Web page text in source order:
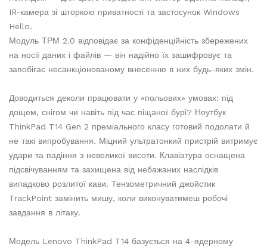
IR-камера зі шторкою приватності та застосунок Windows
Hello.
Модуль ТРМ 2.0 відповідає за конфіденційність збережених
на носії даних і файлів — він надійно їх зашифровує та
запобігає несанкціонованому внесенню в них будь-яких змін.
Доводиться деколи працювати у «польових» умовах: під
дощем, снігом чи навіть під час піщаної бурі? Ноутбук
ThinkPad T14 Gen 2 преміального класу готовий подолати й
не такі випробування. Міцний ультратонкий пристрій витримує
удари та падіння з невеликої висоти. Клавіатура оснащена
підсвічуванням та захищена від небажаних наслідків
випадково розлитої кави. Тензометричний джойстик
TrackPoint замінить мишу, коли виконуватимеш робочі
завдання в літаку.
Модель Lenovo ThinkPad T14 базується на 4-ядерному